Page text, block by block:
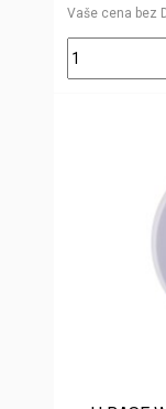
Vaše cena bez